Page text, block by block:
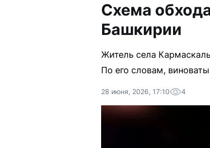
Схема
Башкирии
Житель села
По его словам,
28 июня, 2026, 17:10 4